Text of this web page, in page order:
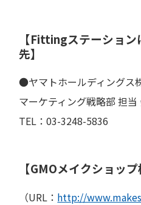
【Fittingステーショ
先】
●ヤマトホールディングス
マーケティング戦略部 担当
TEL：03-3248-5836
【GMOメイクショップ
（URL： http://